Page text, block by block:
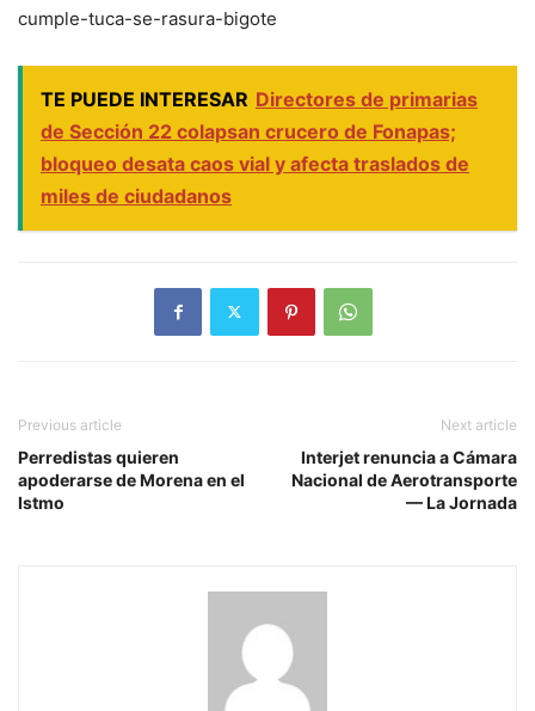
cumple-tuca-se-rasura-bigote
TE PUEDE INTERESAR Directores de primarias
de Sección 22 colapsan crucero de Fonapas;
bloqueo desata caos vial y afecta traslados de
miles de ciudadanos
Previous article
Perredistas quieren
apoderarse de Morena en el
Istmo
Next article
Interjet renuncia a Cámara
Nacional de Aerotransporte
— La Jornada